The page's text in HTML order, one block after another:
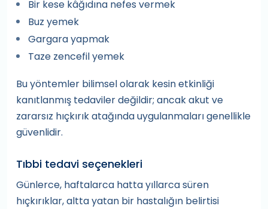
Bir kese kâğıdına nefes vermek
Buz yemek
Gargara yapmak
Taze zencefil yemek
Bu yöntemler bilimsel olarak kesin etkinliği
kanıtlanmış tedaviler değildir; ancak akut ve
zararsız hıçkırık atağında uygulanmaları genellikle
güvenlidir.
Tıbbi tedavi seçenekleri
Günlerce, haftalarca hatta yıllarca süren
hıçkırıklar, altta yatan bir hastalığın belirtisi